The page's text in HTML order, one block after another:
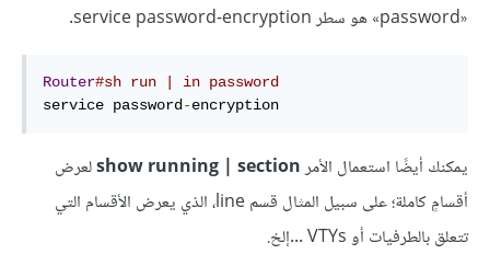
«password» هو سطر service password-encryption.
Router#sh run | in password
service password -encryption
يمكنك أيضًا استعمال الأمرshow running | section
لعرض
أقسامٍ كاملة؛ على سبيل المثال قسم line، الذي يعرض الأقسام التي
تتعلق بالطرفيات أو VTYs ...إلخ.